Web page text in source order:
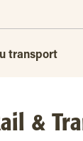
transport
&